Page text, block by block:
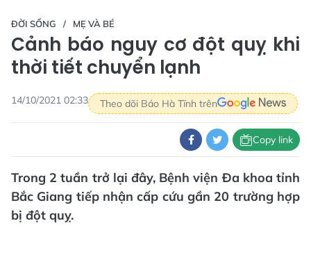
ĐỜI SỐNG MẸ VÀ BÉ
Cảnh báo nguy cơ đột quỵ khi
thời tiết chuyển lạnh
14/10/2021 02:33 Theo dõi Báo Hà Tĩnh trên
Copy link
Trong 2 tuần trở lại đây, Bệnh viện Đa khoa tỉnh
Bắc Giang tiếp nhận cấp cứu gần 20 trường hợp
bị đột quỵ.